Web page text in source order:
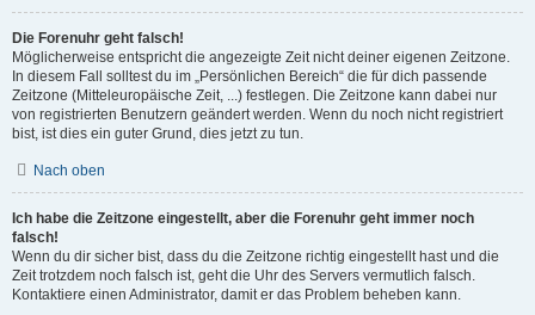
Die Forenuhr geht falsch!
Möglicherweise entspricht die angezeigte Zeit nicht deiner eigenen Zeitzone.
In diesem Fall solltest du im „Persönlichen Bereich“ die für dich passende
Zeitzone (Mitteleuropäische Zeit, ...) festlegen. Die Zeitzone kann dabei nur
von registrierten Benutzern geändert werden. Wenn du noch nicht registriert
bist, ist dies ein guter Grund, dies jetzt zu tun.
Nach oben
Ich habe die Zeitzone eingestellt, aber die Forenuhr geht immer noch
falsch!
Wenn du dir sicher bist, dass du die Zeitzone richtig eingestellt hast und die
Zeit trotzdem noch falsch ist, geht die Uhr des Servers vermutlich falsch.
Kontaktiere einen Administrator, damit er das Problem beheben kann.